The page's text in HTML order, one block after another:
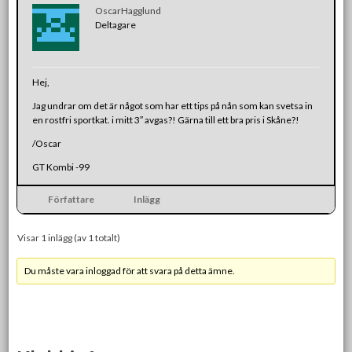
OscarHagglund
Deltagare
Hej,
Jag undrar om det är något som har ett tips på nån som kan svetsa in
en rostfri sportkat. i mitt 3″ avgas?! Gärna till ett bra pris i Skåne?!
/Oscar
GT Kombi -99
Författare Inlägg
Visar 1 inlägg (av 1 totalt)
Du måste vara inloggad för att svara på detta ämne.